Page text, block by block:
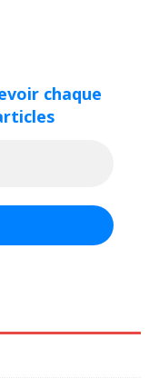
chaque